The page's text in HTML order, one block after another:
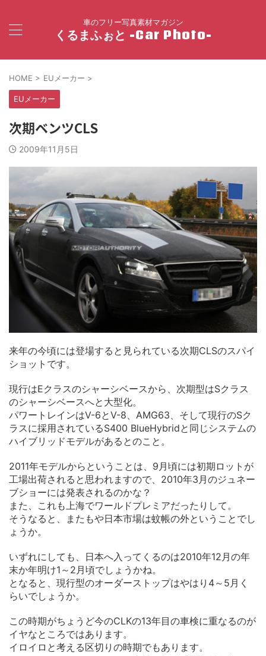
車のフリー写真素材マガジン
くるまふぉと -Car Photo-
HOME > EUメーカー >
EUメーカー
次期ベンツCLS
2009年11月5日
来年の今頃には登場すると見られている次期CLSのスパイ
ショットです。
現行はEクラスのシャーシベースから、次期型はSクラス
のシャーシベースへと大型化。
パワートレインはV-6とV-8、AMG63、そして現行のSク
ラスに採用されているS400 BlueHybridと同じシステムの
ハイブリッドモデルがあるとのこと。
2011年モデルからということは、9月頃には初期ロットが
工場出荷されると思われますので、2010年3月のジュネー
ブショーには発表されるのかな？
また、これも上海でワールドプレミアだったりして。
そうなると、またもや日本市場は蚊帳の外ということでし
ょうか。
いずれにしても、日本へ入ってくるのは2010年12月の年
末か年明け1～2月頃でしょうかね。
となると、現行型のオーダーストップはやはり4～5月く
らいでしょうか。
この時期がちょうど今のCLKの13年目の車検に重なるのが
イヤなところではあります。
イロイロと考える区切りの時期でもあります。